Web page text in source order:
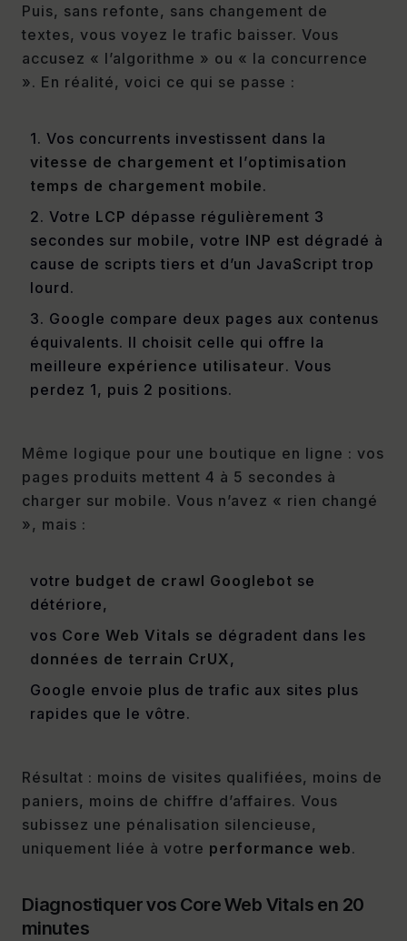
Puis, sans refonte, sans changement de
textes, vous voyez le trafic baisser. Vous
accusez « l’algorithme » ou « la concurrence
». En réalité, voici ce qui se passe :
1. Vos concurrents investissent dans la
vitesse de chargement et l’optimisation
temps de chargement mobile.
2. Votre LCP dépasse régulièrement 3
secondes sur mobile, votre INP est dégradé à
cause de scripts tiers et d’un JavaScript trop
lourd.
3. Google compare deux pages aux contenus
équivalents. Il choisit celle qui offre la
meilleure expérience utilisateur. Vous
perdez 1, puis 2 positions.
Même logique pour une boutique en ligne : vos
pages produits mettent 4 à 5 secondes à
charger sur mobile. Vous n’avez « rien changé
», mais :
votre budget de crawl Googlebot se
détériore,
vos Core Web Vitals se dégradent dans les
données de terrain CrUX,
Google envoie plus de trafic aux sites plus
rapides que le vôtre.
Résultat : moins de visites qualifiées, moins de
paniers, moins de chiffre d’affaires. Vous
subissez une pénalisation silencieuse,
uniquement liée à votre performance web.
Diagnostiquer vos Core Web Vitals en 20
minutes